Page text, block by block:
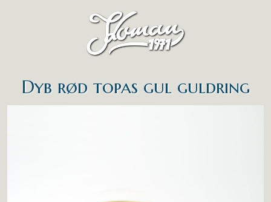
Dyb rød topas gul guldring